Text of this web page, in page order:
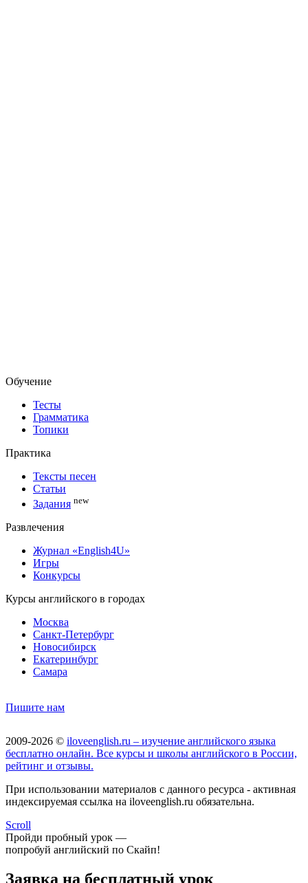
Обучение
Тесты
Грамматика
Топики
Практика
Тексты песен
Статьи
Задания new
Развлечения
Журнал «English4U»
Игры
Конкурсы
Курсы английского в городах
Москва
Санкт-Петербург
Новосибирск
Екатеринбург
Самара
Пишите нам
2009-2026 © iloveenglish.ru – изучение английского языка
бесплатно онлайн. Все курсы и школы английского в России,
рейтинг и отзывы.
При использовании материалов с данного ресурса - активная
индексируемая ссылка на iloveenglish.ru обязательна.
Scroll
Пройди пробный урок —
попробуй английский по Скайп!
Заявка на бесплатный урок